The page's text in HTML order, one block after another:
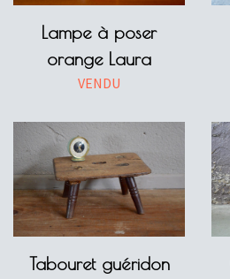
Lampe à poser
orange Laura
VENDU
Tabouret guéridon